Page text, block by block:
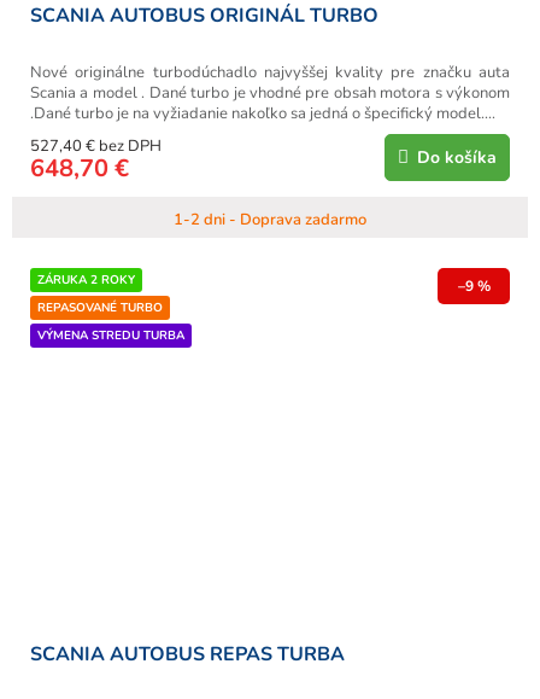
SCANIA AUTOBUS ORIGINÁL TURBO
1-2 dni - Doprava zadarmo
527,40 € bez DPH
648,70 € Do košíka
Nové originálne turbodúchadlo najvyššej kvality pre značku auta
Scania a model . Dané turbo je vhodné pre obsah motora s výkonom
.Dané turbo je na vyžiadanie nakoľko sa jedná o špecifický model....
ZÁRUKA 2 ROKY
REPASOVANÉ TURBO
VÝMENA STREDU TURBA
–9 %
SCANIA AUTOBUS REPAS TURBA